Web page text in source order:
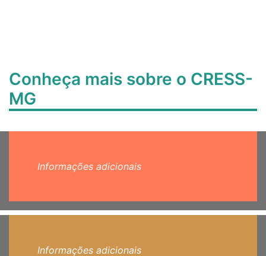
Conheça mais sobre o CRESS-
MG
Informações adicionais
Informações adicionais